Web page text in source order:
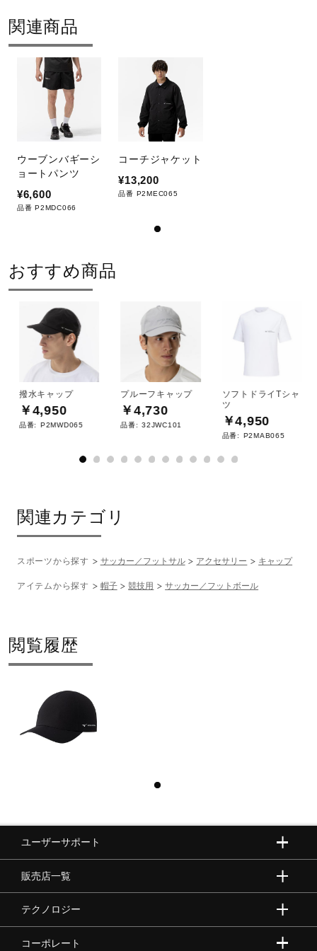
直営店一覧
取扱店一覧
発売シーズン
2025年春夏
関連商品
ウーブンバギーシ
ョートパンツ
¥6,600
品番 P2MDC066
コーチジャケット
¥13,200
品番 P2MEC065
おすすめ商品
撥水キャップ
￥4,950
品番: P2MWD065
プルーフキャップ
￥4,730
品番: 32JWC101
ソフトドライTシャ
ツ
￥4,950
品番: P2MAB065
関連カテゴリ
スポーツから探す サッカー／フットサル アクセサリー キャップ
アイテムから探す 帽子 競技用 サッカー／フットボール
閲覧履歴
ユーザーサポート
販売店一覧
テクノロジー
コーポレート